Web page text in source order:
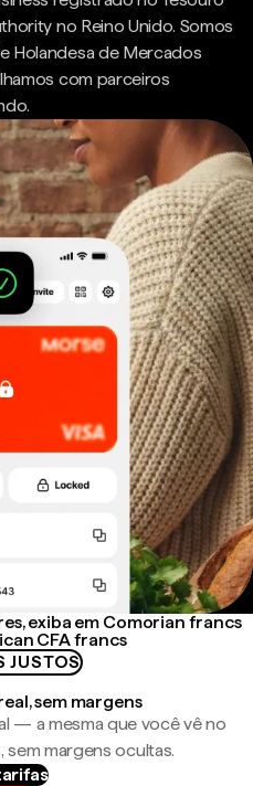
no Reino Unido. Somos
Holandesa de Mercados
com parceiros
exiba em Comorian francs
CFA francs
JUSTOS
sem margens
— a mesma que você vê no
sem margens ocultas.